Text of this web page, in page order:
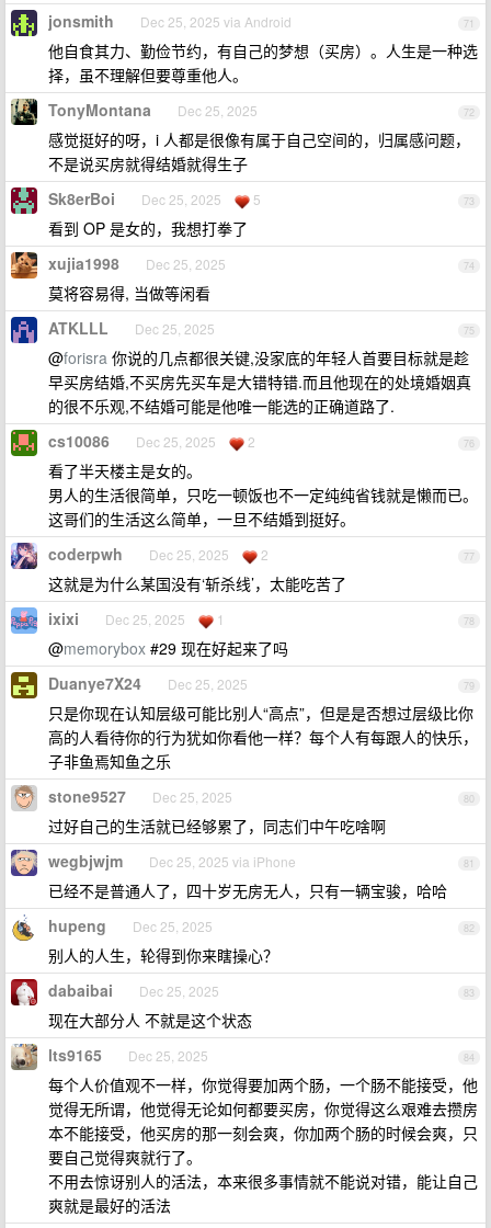
71
jonsmith Dec 25, 2025 via Android
他自食其力、勤俭节约，有自己的梦想（买房）。人生是一种选
择，虽不理解但要尊重他人。
72
TonyMontana Dec 25, 2025
感觉挺好的呀，i 人都是很像有属于自己空间的，归属感问题，
不是说买房就得结婚就得生子
73
Sk8erBoi Dec 25, 2025 5
看到 OP 是女的，我想打拳了
74
xujia1998 Dec 25, 2025
莫将容易得, 当做等闲看
75
ATKLLL Dec 25, 2025
@forisra 你说的几点都很关键,没家底的年轻人首要目标就是趁
早买房结婚,不买房先买车是大错特错.而且他现在的处境婚姻真
的很不乐观,不结婚可能是他唯一能选的正确道路了.
76
cs10086 Dec 25, 2025 2
看了半天楼主是女的。
男人的生活很简单，只吃一顿饭也不一定纯纯省钱就是懒而已。
这哥们的生活这么简单，一旦不结婚到挺好。
77
coderpwh Dec 25, 2025 2
这就是为什么某国没有‘斩杀线’，太能吃苦了
78
ixixi Dec 25, 2025 1
@memorybox #29 现在好起来了吗
79
Duanye7X24 Dec 25, 2025
只是你现在认知层级可能比别人“高点”，但是是否想过层级比你
高的人看待你的行为犹如你看他一样？每个人有每跟人的快乐，
子非鱼焉知鱼之乐
80
stone9527 Dec 25, 2025
过好自己的生活就已经够累了，同志们中午吃啥啊
81
wegbjwjm Dec 25, 2025 via iPhone
已经不是普通人了，四十岁无房无人，只有一辆宝骏，哈哈
82
hupeng Dec 25, 2025
别人的人生，轮得到你来瞎操心？
83
dabaibai Dec 25, 2025
现在大部分人 不就是这个状态
84
lts9165 Dec 25, 2025
每个人价值观不一样，你觉得要加两个肠，一个肠不能接受，他
觉得无所谓，他觉得无论如何都要买房，你觉得这么艰难去攒房
本不能接受，他买房的那一刻会爽，你加两个肠的时候会爽，只
要自己觉得爽就行了。
不用去惊讶别人的活法，本来很多事情就不能说对错，能让自己
爽就是最好的活法